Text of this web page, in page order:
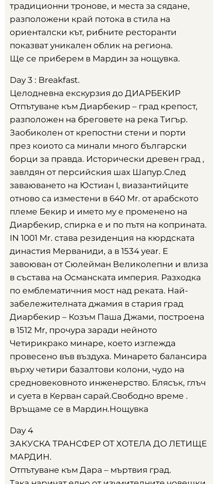
традиционни тронове, и места за сядане,
разположени край потока в стила на
ориенталски кът, рибните ресторанти
показват уникален облик на региона.
Ще се приберем в Мардин за нощувка.
Day 3 : Breakfast.
Целодневна екскурзия до ДИАРБЕКИР
Отпътуване към Диарбекир – град крепост,
разположен на бреговете на река Тигър.
Заобиколен от крепостни стени и порти
през коиото са минали много български
борци за правда. Исторически древен град ,
завлдян от персийския шах Шапур.След
заваюването на Юстиан I, виазантийците
отново са изместени в 640 Mr. от арабското
племе Бекир и името му е променено на
Диарбекир, спирка е и по пътя на коприната.
IN 1001 Mr. става резиденция на кюрдската
династия Мерваниди, а в 1534 year. Е
завоюван от Сюлейман Великолепни и влиза
в състава на Османската империя. Разходка
по емблематичния мост над реката. Най-
забележителната джамия в стария град
Диарбекир – Козъм Паша Джами, построена
в 1512 Mr, прочура заради нейното
Четирикрако минаре, което изглежда
провесено във въздуха. Минарето балансира
върху четири базалтови колони, чудо на
средновековното инженерство. Блясък, глъч
и суета в Керван сарай.Свободно време .
Връщаме се в Мардин.Нощувка
Day 4
ЗАКУСКА ТРАНСФЕР ОТ ХОТЕЛА ДО ЛЕТИЩЕ
МАРДИН.
Отпътуване към Дара – мъртвия град.